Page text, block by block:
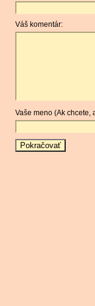
Váš komentár:
Vaše meno (Ak chcete,